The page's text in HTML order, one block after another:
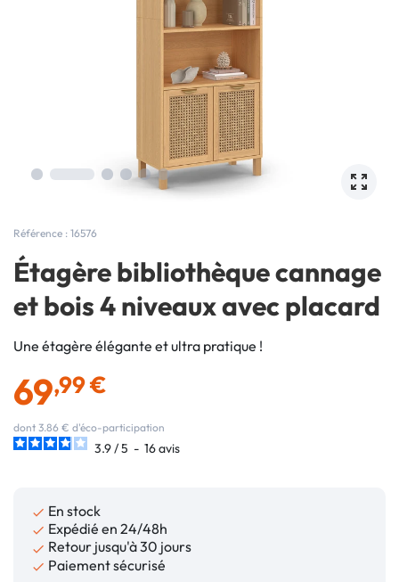
Référence : 16576
Étagère bibliothèque cannage
et bois 4 niveaux avec placard
Une étagère élégante et ultra pratique !
69,99 €
dont 3.86 € d'éco-participation
3.9/5 - 16avis
 En stock
 Expédié en 24/48h
 Retour jusqu'à 30 jours
 Paiement sécurisé